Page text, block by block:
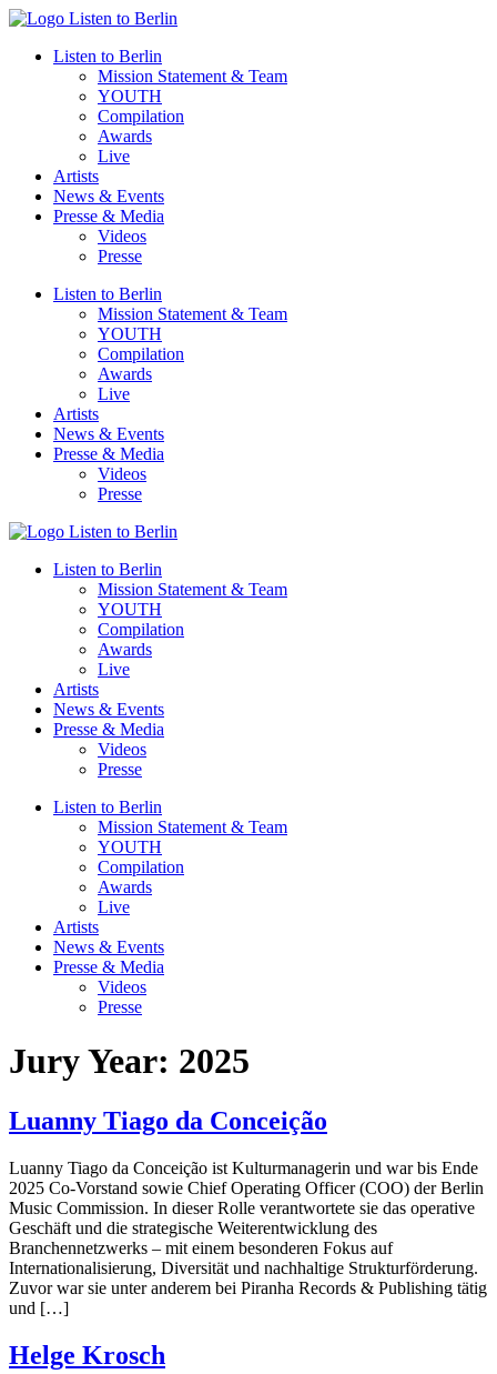
Zum
wechselnListen to Berlin
Mission Statement & Team
YOUTH
Compilation
Awards
Live
Artists
News & Events
Presse & Media
Videos
Presse
Listen to Berlin
Mission Statement & Team
YOUTH
Compilation
Awards
Live
Artists
News & Events
Presse & Media
Videos
Presse
Listen to Berlin
Mission Statement & Team
YOUTH
Compilation
Awards
Live
Artists
News & Events
Presse & Media
Videos
Presse
Listen to Berlin
Mission Statement & Team
YOUTH
Compilation
Awards
Live
Artists
News & Events
Presse & Media
Videos
Presse
Jury Year: 2025
Luanny Tiago da Conceição
Luanny Tiago da Conceição ist Kulturmanagerin und war bis Ende
2025 Co-Vorstand sowie Chief Operating Officer (COO) der Berlin
Music Commission. In dieser Rolle verantwortete sie das operative
Geschäft und die strategische Weiterentwicklung des
Branchennetzwerks – mit einem besonderen Fokus auf
Internationalisierung, Diversität und nachhaltige Strukturförderung.
Zuvor war sie unter anderem bei Piranha Records & Publishing tätig
und […]
Helge Krosch